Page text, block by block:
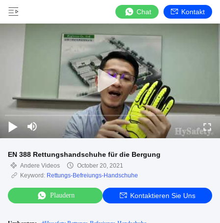
Chat Kontakt
EN 388 Rettungshandschuhe für die Bergung
Andere Videos
October 20, 2021
Keyword: Rettungs-Befreiungs-Handschuhe
Plaudern Kontaktieren Sie Uns